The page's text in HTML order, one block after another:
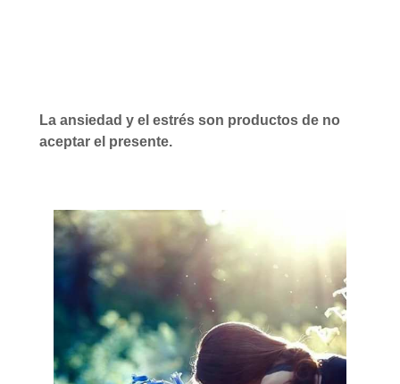
La ansiedad y el estrés son productos de no
aceptar el presente.